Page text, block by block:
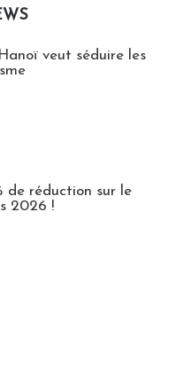
veut séduire les
de réduction sur le
2026 !